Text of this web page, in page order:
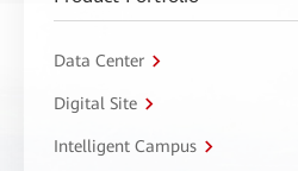
Data Center
Digital Site
Intelligent Campus